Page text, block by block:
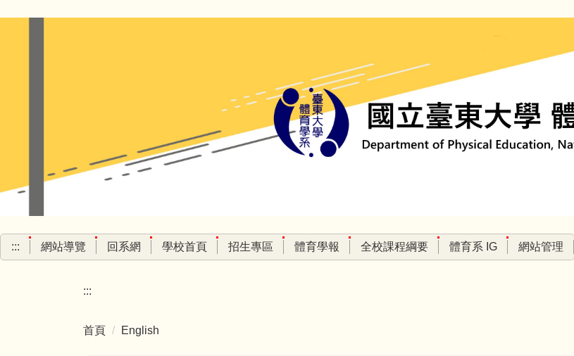
::: 網站導覽 回系網 學校首頁 招生專區 體育學報 全校課程綱要 體育系 IG 網站管理
:::
首頁 English